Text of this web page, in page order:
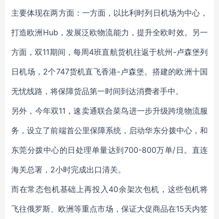
主要体现在两方面：一方面，以比利时列日机场为中心，
打造欧洲Hub，发展泛欧物流能力，提升全欧时效。另一
方面，双11期间，每周4班直航货机往返于杭州-卢森堡列
日机场，2个747货机直飞香港-卢森堡。搭建的欧洲十国
无忧线路，将保障货品第一时间到达消费者手中。
另外，今年双11，速卖通联合菜鸟进一步升级跨境物流服
务，设立了前端首公里保障系统，启动华东分拨中心，和
东莞分拨中心的日处理单量达到700-800万单/日。直连
海关总署，2小时完成出口清关。
而在常态包机基础上再投入40余架次包机，这些包机将
飞往俄罗斯、欧洲等重点市场，保证大促商品在15天内签